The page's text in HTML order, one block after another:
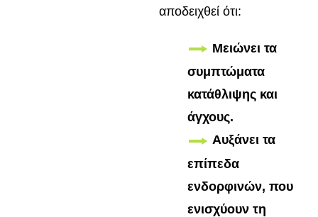
αποδειχθεί ότι:
Μειώνει τα
συμπτώματα
κατάθλιψης και
άγχους.
Αυξάνει τα
επίπεδα
ενδορφινών, που
ενισχύουν τη